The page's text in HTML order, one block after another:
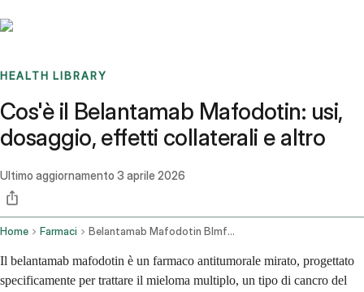
HEALTH LIBRARY
Cos'è il Belantamab Mafodotin: usi,
dosaggio, effetti collaterali e altro
Ultimo aggiornamento 3 aprile 2026
Home Farmaci Belantamab Mafodotin Blmf Intravenous Route
Il belantamab mafodotin è un farmaco antitumorale mirato, progettato
specificamente per trattare il mieloma multiplo, un tipo di cancro del